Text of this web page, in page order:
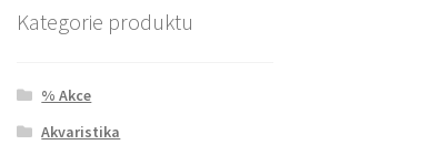
Kategorie produktu
% Akce
Akvaristika